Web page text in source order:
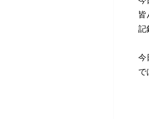
皆
記
今
で